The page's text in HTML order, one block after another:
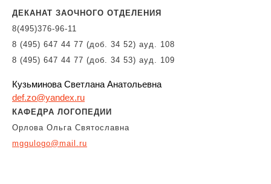
ДЕКАНАТ ЗАОЧНОГО ОТДЕЛЕНИЯ
8(495)376-96-11
8 (495) 647 44 77 (доб. 34 52) ауд. 108
8 (495) 647 44 77 (доб. 34 53) ауд. 109
Кузьминова Светлана Анатольевна
def.zo@yandex.ru
КАФЕДРА ЛОГОПЕДИИ
Орлова Ольга Святославна
mggulogo@mail.ru